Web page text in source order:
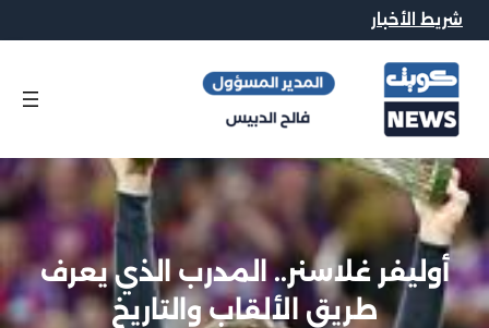
شريط الأخبار
أوليفر غلاسنر.. المدرب الذي يعرف
طريق الألقاب والتاريخ